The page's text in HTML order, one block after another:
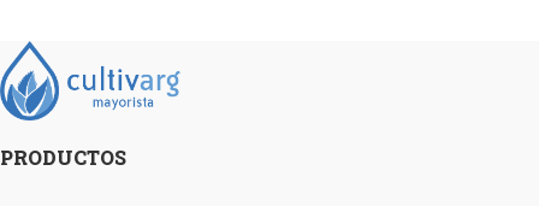
PRODUCTOS